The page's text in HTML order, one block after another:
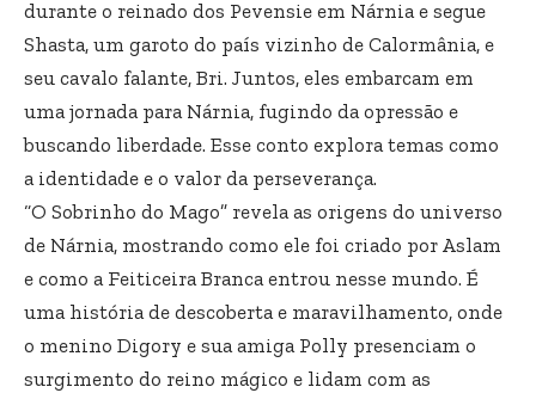
durante o reinado dos Pevensie em Nárnia e segue
Shasta, um garoto do país vizinho de Calormânia, e
seu cavalo falante, Bri. Juntos, eles embarcam em
uma jornada para Nárnia, fugindo da opressão e
buscando liberdade. Esse conto explora temas como
a identidade e o valor da perseverança.
“O Sobrinho do Mago” revela as origens do universo
de Nárnia, mostrando como ele foi criado por Aslam
e como a Feiticeira Branca entrou nesse mundo. É
uma história de descoberta e maravilhamento, onde
o menino Digory e sua amiga Polly presenciam o
surgimento do reino mágico e lidam com as